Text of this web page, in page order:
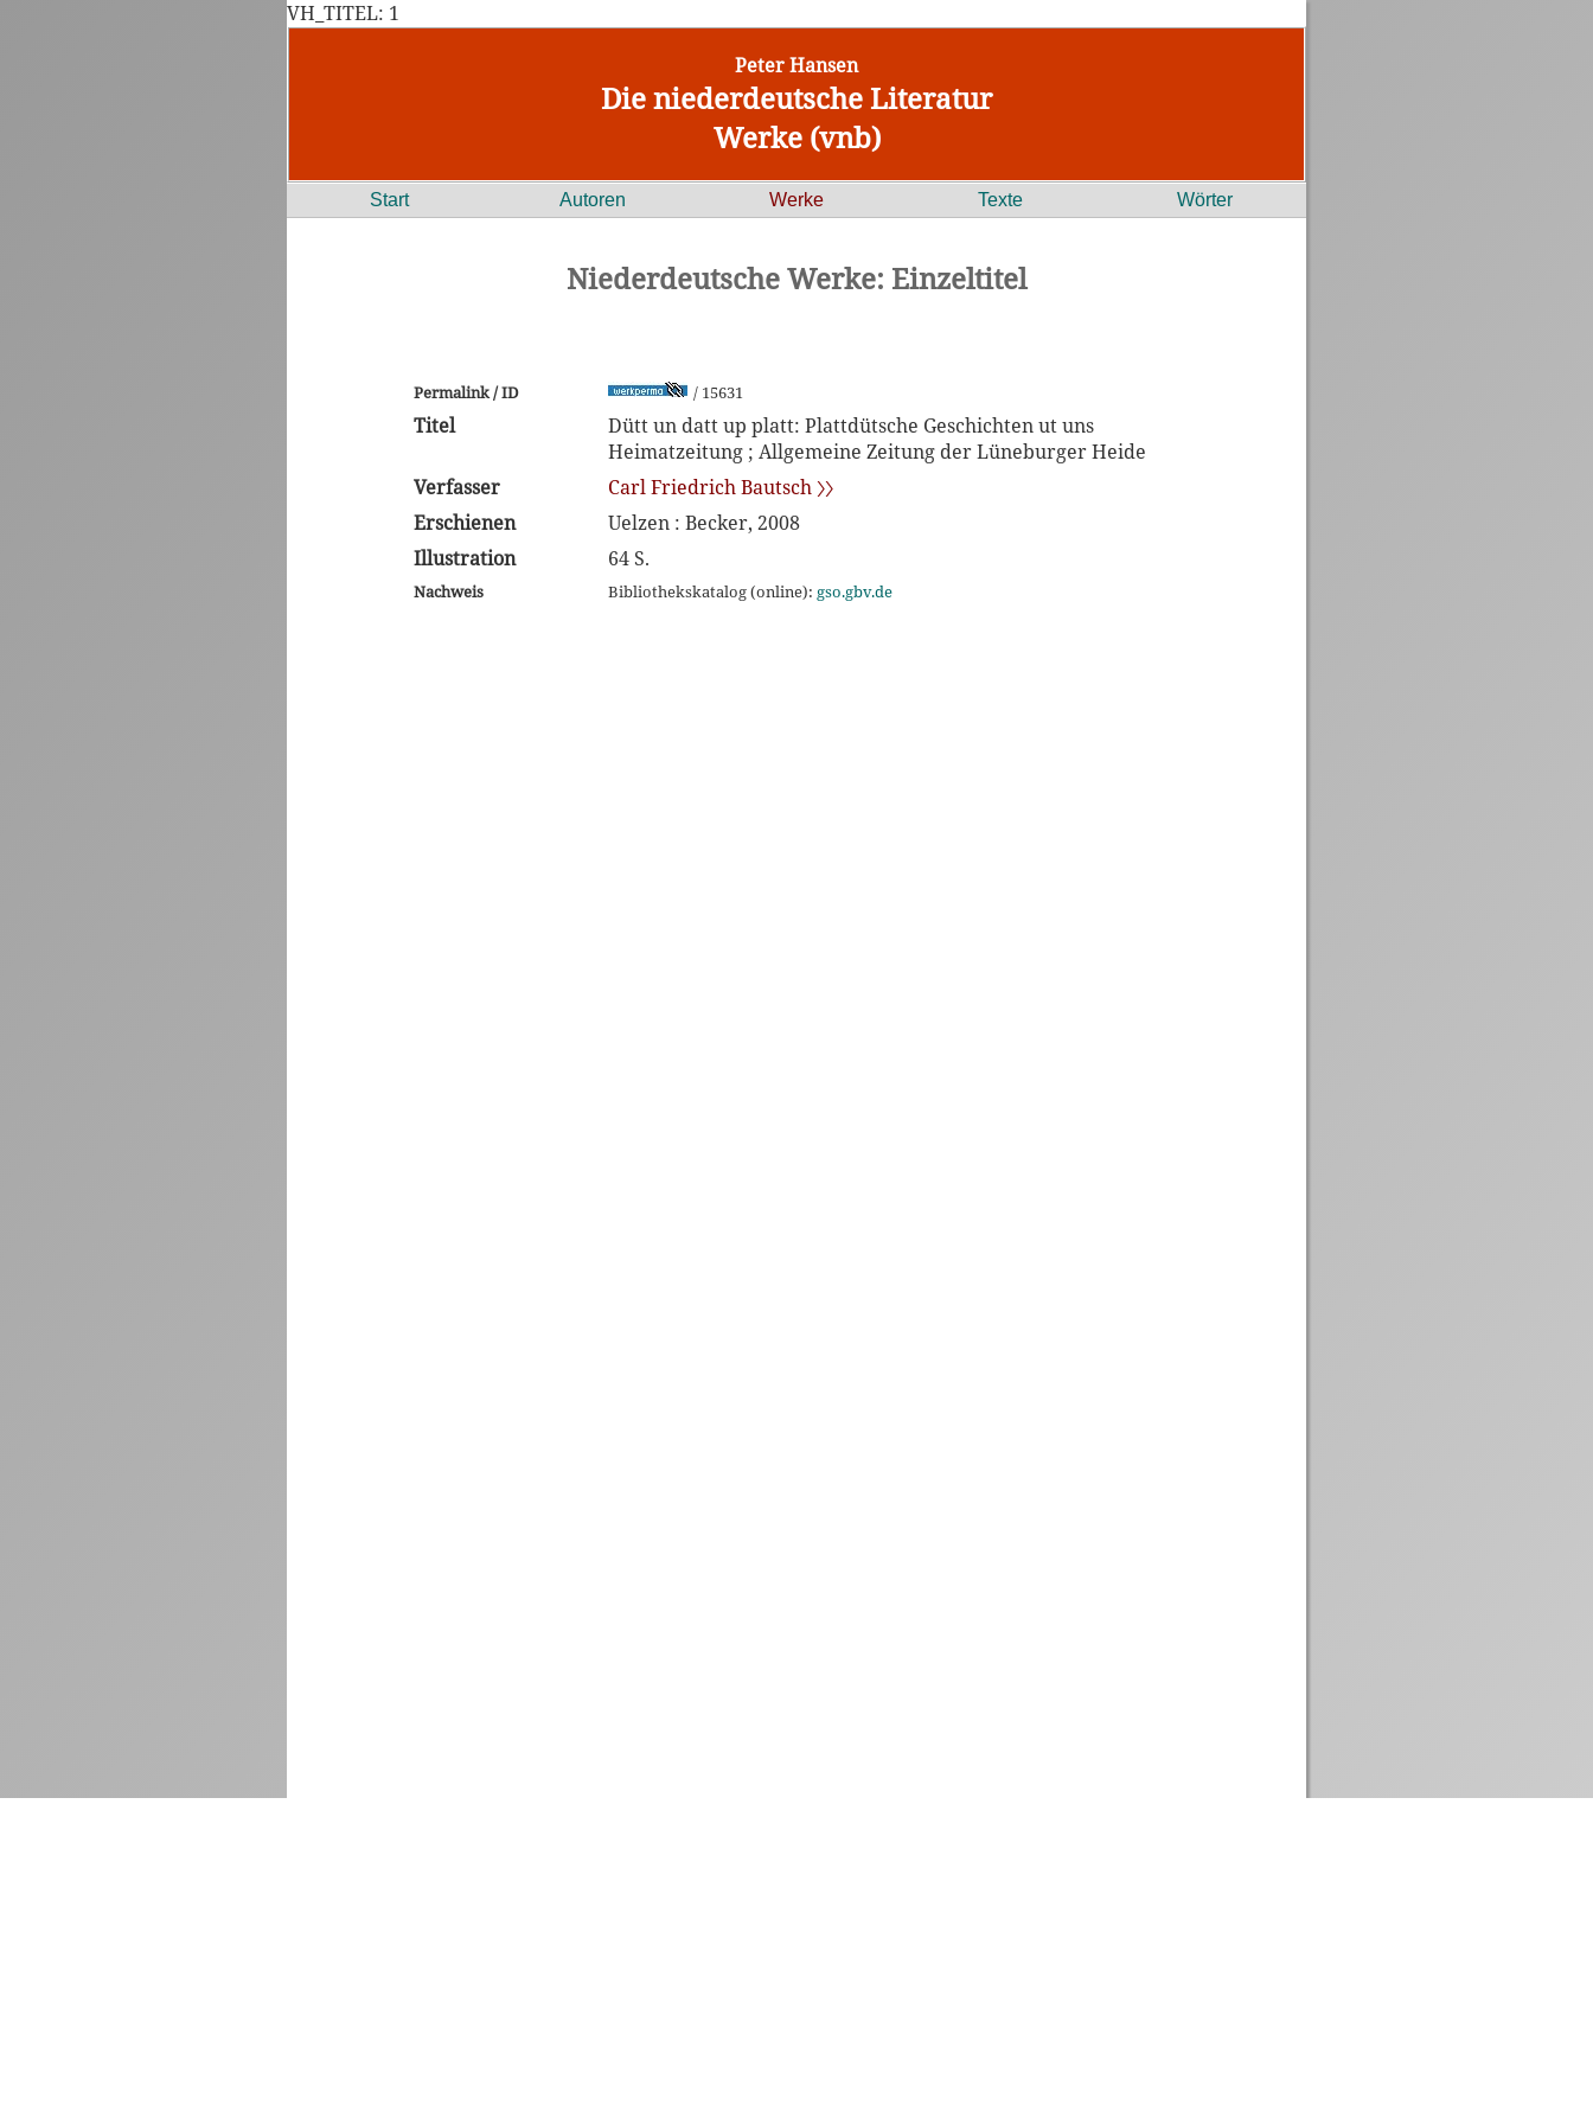
VH_TITEL: 1
Peter Hansen
Die niederdeutsche Literatur
Werke (vnb)
Start Autoren Werke Texte Wörter
Niederdeutsche Werke: Einzeltitel
Permalink / ID / 15631
Titel
Dütt un datt up platt: Plattdütsche Geschichten ut uns
Heimatzeitung ; Allgemeine Zeitung der Lüneburger Heide
Verfasser
Carl Friedrich Bautsch 〉〉
Erschienen
Uelzen : Becker, 2008
Illustration
64 S.
Nachweis Bibliothekskatalog (online): gso.gbv.de